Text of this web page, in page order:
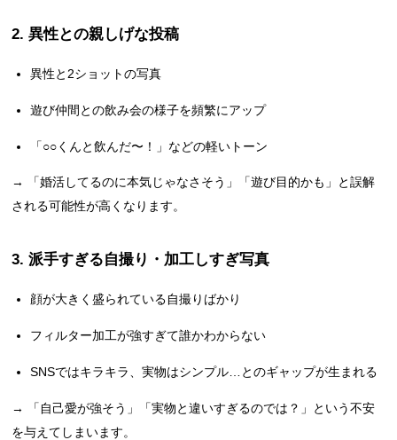
2. 異性との親しげな投稿
異性と2ショットの写真
遊び仲間との飲み会の様子を頻繁にアップ
「○○くんと飲んだ〜！」などの軽いトーン
→ 「婚活してるのに本気じゃなさそう」「遊び目的かも」と誤解
される可能性が高くなります。
3. 派手すぎる自撮り・加工しすぎ写真
顔が大きく盛られている自撮りばかり
フィルター加工が強すぎて誰かわからない
SNSではキラキラ、実物はシンプル…とのギャップが生まれる
→ 「自己愛が強そう」「実物と違いすぎるのでは？」という不安
を与えてしまいます。